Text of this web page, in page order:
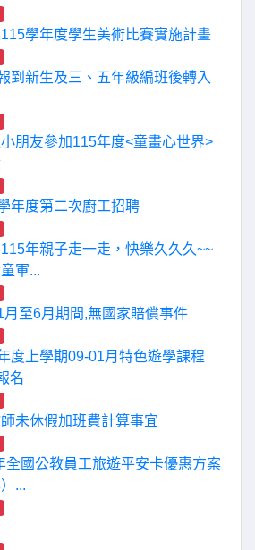
學年度學生美術比賽實施計畫
到新生及三、五年級編班後轉入
朋友參加115年度<童畫心世界>
年度第二次廚工招聘
年親子走一走，快樂久久久~~
軍...
至6月期間,無國家賠償事件
度上學期09-01月特色遊學課程
名
未休假加班費計算事宜
全國公教員工旅遊平安卡優惠方案
...